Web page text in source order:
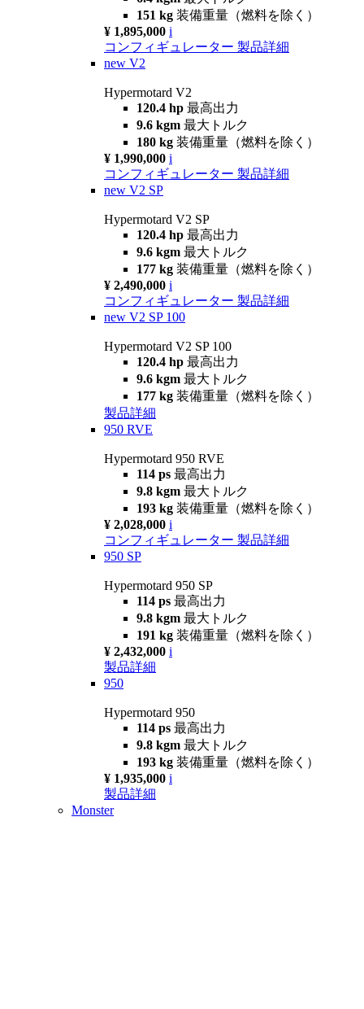
151 kg 装備重量（燃料を除く）
¥ 1,895,000 i
コンフィギュレーター 製品詳細
new V2
Hypermotard V2
120.4 hp 最高出力
9.6 kgm 最大トルク
180 kg 装備重量（燃料を除く）
¥ 1,990,000 i
コンフィギュレーター 製品詳細
new V2 SP
Hypermotard V2 SP
120.4 hp 最高出力
9.6 kgm 最大トルク
177 kg 装備重量（燃料を除く）
¥ 2,490,000 i
コンフィギュレーター 製品詳細
new V2 SP 100
Hypermotard V2 SP 100
120.4 hp 最高出力
9.6 kgm 最大トルク
177 kg 装備重量（燃料を除く）
製品詳細
950 RVE
Hypermotard 950 RVE
114 ps 最高出力
9.8 kgm 最大トルク
193 kg 装備重量（燃料を除く）
¥ 2,028,000 i
コンフィギュレーター 製品詳細
950 SP
Hypermotard 950 SP
114 ps 最高出力
9.8 kgm 最大トルク
191 kg 装備重量（燃料を除く）
¥ 2,432,000 i
製品詳細
950
Hypermotard 950
114 ps 最高出力
9.8 kgm 最大トルク
193 kg 装備重量（燃料を除く）
¥ 1,935,000 i
製品詳細
Monster